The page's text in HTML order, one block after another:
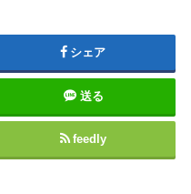
シェア
送る
feedly